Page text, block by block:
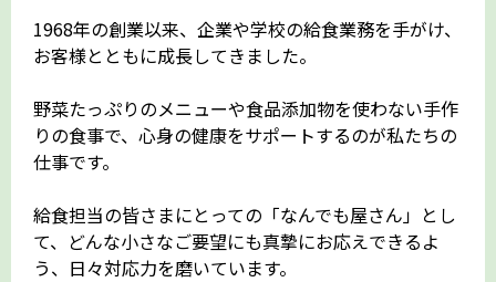
1968年の創業以来、企業や学校の給食業務を手がけ、
お客様とともに成長してきました。
野菜たっぷりのメニューや食品添加物を使わない手作
りの食事で、心身の健康をサポートするのが私たちの
仕事です。
給食担当の皆さまにとっての「なんでも屋さん」とし
て、どんな小さなご要望にも真摯にお応えできるよ
う、日々対応力を磨いています。